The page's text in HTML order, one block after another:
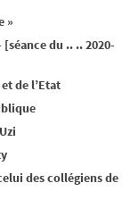
»
du .. .. 2020-
de l’Etat
des collégiens de